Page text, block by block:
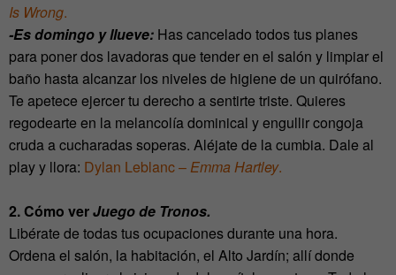
Is Wrong.
-Es domingo y llueve: Has cancelado todos tus planes
para poner dos lavadoras que tender en el salón y limpiar el
baño hasta alcanzar los niveles de higiene de un quirófano.
Te apetece ejercer tu derecho a sentirte triste. Quieres
regodearte en la melancolía dominical y engullir congoja
cruda a cucharadas soperas. Aléjate de la cumbia. Dale al
play y llora: Dylan Leblanc –Emma Hartley.
2. Cómo verJuego de Tronos.
Libérate de todas tus ocupaciones durante una hora.
Ordena el salón, la habitación, el Alto Jardín; allí donde